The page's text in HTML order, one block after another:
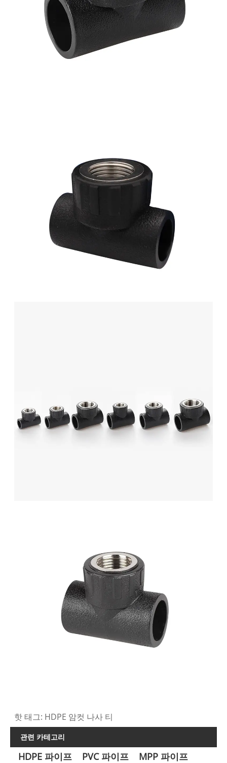
핫 태그: HDPE 암컷 나사 티
관련 카테고리
HDPE 파이프 PVC 파이프
MPP 파이프